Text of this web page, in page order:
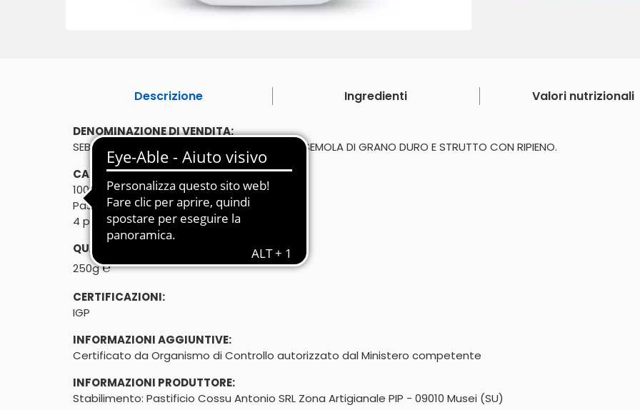
Descrizione Ingredienti Valori nutrizionali
DENOMINAZIONE DI VENDITA:
SEBADAS DI SARDEGNA IGP. PASTA FRESCA DI SEMOLA DI GRANO DURO E STRUTTO CON RIPIENO.
CARATTERISTICHE:
100% grano sardo
Pasta fresca ripiena
4 pezzi - cottura 2 minuti
QUANTITÀ:
250g℮
CERTIFICAZIONI:
IGP
INFORMAZIONI AGGIUNTIVE:
Certificato da Organismo di Controllo autorizzato dal Ministero competente
INFORMAZIONI PRODUTTORE:
Stabilimento: Pastificio Cossu Antonio SRL Zona Artigianale PIP - 09010 Musei (SU)